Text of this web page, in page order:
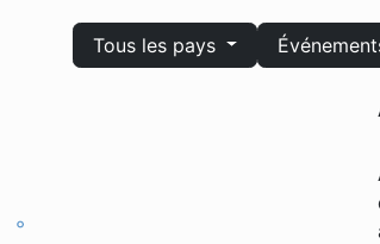
Tous les pays